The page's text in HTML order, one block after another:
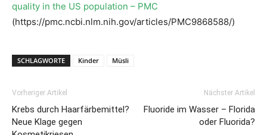
quality in the US population – PMC
(https://pmc.ncbi.nlm.nih.gov/articles/PMC9868588/)
SCHLAGWORTE Kinder Müsli
Vorheriger Artikel
Krebs durch Haarfärbemittel?
Neue Klage gegen
Nächster Artikel
Fluoride im Wasser – Florida
oder Fluorida?